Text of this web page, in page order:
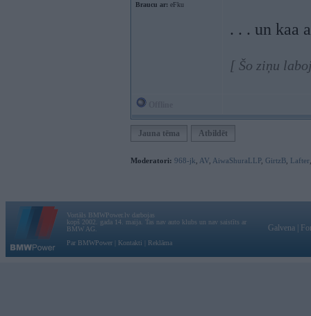
Braucu ar: eFku
. . . un kaa
[ Šo ziņu
Jauna tēma Atbildēt
Moderatori: 968-jk AV AiwaShuraLLP, GirtzB Lafter
Vortāls BMWPower.lv darbojas
kopš 2002. gada 14. maija. Tas nav auto klubs un nav saistīts ar
BMW AG.
Par BMWPower
Kontakti Reklāma
Galvena